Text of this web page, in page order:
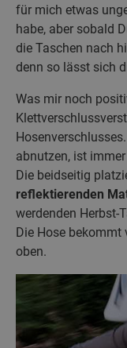
für mich etwas
habe, aber sobald
die Taschen nach
denn so lässt sich
Was mir noch
abnutzen, ist
Die beidseitig
reflektierenden
werdenden Herbst-
Die Hose
oben.